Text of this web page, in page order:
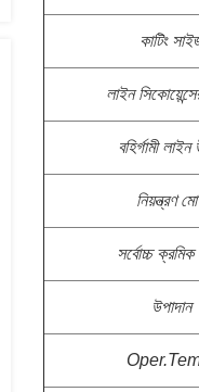
কাটিং
লাইন
বহির্গামী
নিয়ন্ত্রণ
সর্বোচ্চ ক্রমিক
উপাদান